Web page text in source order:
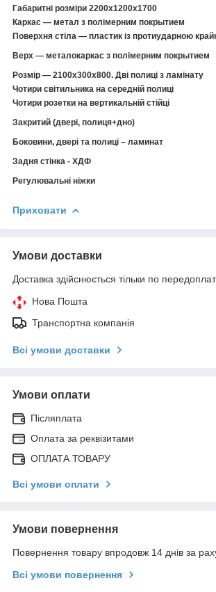
Габаритні розміри 2200х1200х1700
Каркас — метал з полімерним покрытием
Поверхня стіла — пластик із протиударною
Верх — металокаркас з полімерним покрытием
Розмір — 2100х300х800. Дві полиці з ламінату
Чотири світильника на середній полиці
Чотири розетки на вертикальній стійці
Закритий (двері, полиця+дно)
Боковини, двері та полиці – ламинат
Задня стінка - ХДФ
Регулювальні ніжки
Приховати
Умови доставки
Доставка здійснюється тільки по
Нова Пошта
Транспортна компанія
Всі умови доставки
Умови оплати
Післяплата
Оплата за реквізитами
ОПЛАТА ТОВАРУ
Всі умови оплати
Умови повернення
Повернення товару впродовж 14 днів за
Всі умови повернення